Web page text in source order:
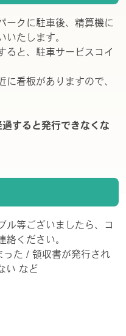
ークに駐車後、精算機に
いたします。
ると、駐車サービスコイ
に看板がありますので、
すると発行できなくな
ル等ございましたら、コ
絡ください。
た / 領収書が発行され
い など